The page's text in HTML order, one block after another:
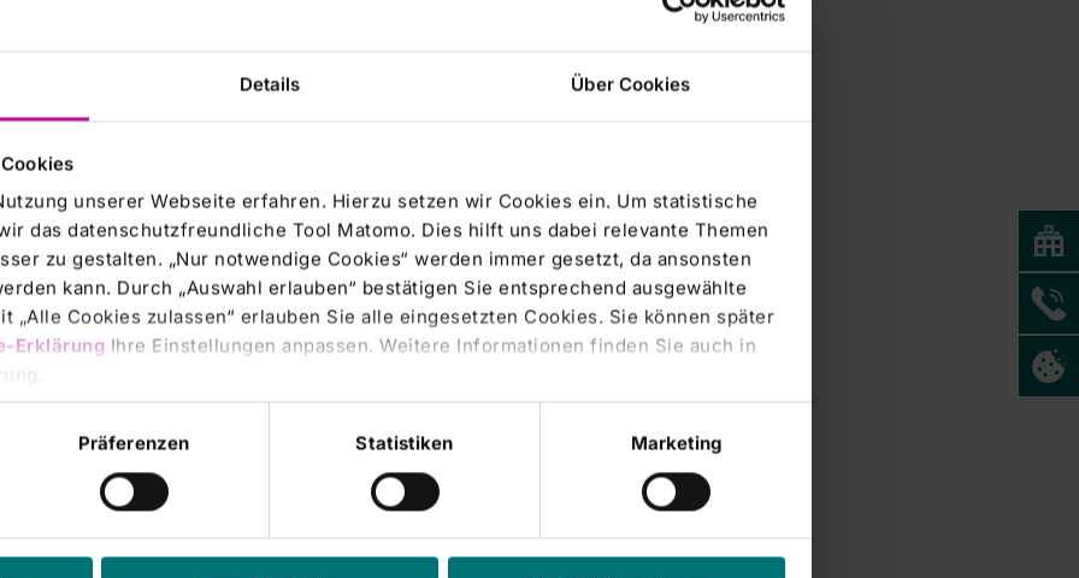
Details Über Cookies
unserer Webseite erfahren. Hierzu setzen wir Cookies ein. Um statistische
das datenschutzfreundliche Tool Matomo. Dies hilft uns dabei relevante Themen
zu gestalten. „Nur notwendige Cookies“ werden immer gesetzt, da ansonsten
kann. Durch „Auswahl erlauben“ bestätigen Sie entsprechend ausgewählte
„Alle Cookies zulassen“ erlauben Sie alle eingesetzten Cookies. Sie können später
Erklärung Ihre Einstellungen anpassen. Weitere Informationen finden Sie auch in
Präferenzen Statistiken Marketing
an der RHÖN-KLINIKUM Aktiengesellschaft mit
Kliniken GmbH & Co. KGaA) unter u.a. der
der mit dem Aktienverkauf und der damit
HCM SE und der Asklepios Kliniken GmbH & Co.
Hinsichtlich eines Teils der Veräußerung
Münch ist die aufschiebende Bedingung am
Teils der Veräußerung (Stück 2.469.971 Aktien, d.
Bedingung am 28.05.2020 eingetreten.
Volumen
44459478,00 EUR
nicht bezifferbar